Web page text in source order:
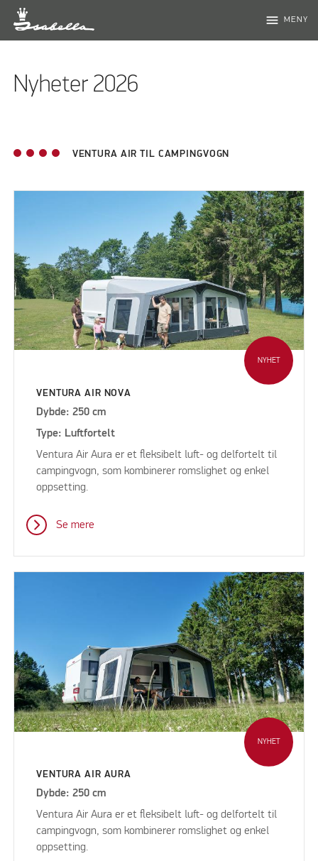
menu MENY
Nyheter 2026
VENTURA AIR TIL CAMPINGVOGN
NYHET
VENTURA AIR NOVA
Dybde: 250 cm
Type: Luftfortelt
Ventura Air Aura er et fleksibelt luft- og delfortelt til
campingvogn, som kombinerer romslighet og enkel
oppsetting.
Se mere
NYHET
VENTURA AIR AURA
Dybde: 250 cm
Ventura Air Aura er et fleksibelt luft- og delfortelt til
campingvogn, som kombinerer romslighet og enkel
oppsetting.